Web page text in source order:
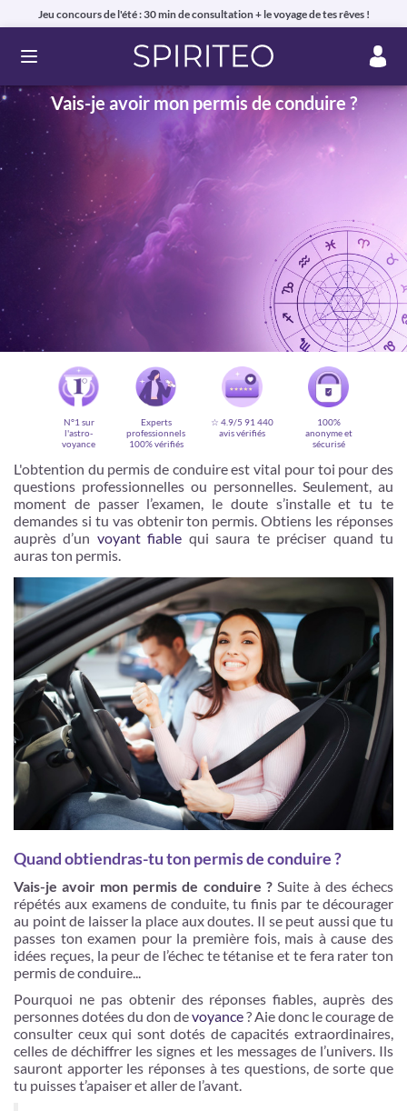
Jeu concours de l'été : 30 min de consultation + le voyage de tes rêves !
Ouvrir le menu
Vais-je avoir mon permis de conduire ?
Voyance privée en ligne par téléphone, chat ou mail
99% de clients satisfaits, avis authentiques !
Je m'inscris
N°1 sur
l'astro-
voyance
Experts
professionnels
100% vérifiés
☆ 4.9/5 91 440
avis vérifiés
100%
anonyme et
sécurisé
L'obtention du permis de conduire est vital pour toi pour des
questions professionnelles ou personnelles. Seulement, au
moment de passer l’examen, le doute s’installe et tu te
demandes si tu vas obtenir ton permis. Obtiens les réponses
auprès d’un voyant fiable qui saura te préciser quand tu
auras ton permis.
Quand obtiendras-tu ton permis de conduire ?
Vais-je avoir mon permis de conduire ?Suite à des échecs
répétés aux examens de conduite, tu finis par te décourager
au point de laisser la place aux doutes. Il se peut aussi que tu
passes ton examen pour la première fois, mais à cause des
idées reçues, la peur de l’échec te tétanise et te fera rater ton
permis de conduire...
Pourquoi ne pas obtenir des réponses fiables, auprès des
personnes dotées du don devoyance? Aie donc le courage de
consulter ceux qui sont dotés de capacités extraordinaires,
celles de déchiffrer les signes et les messages de l’univers. Ils
sauront apporter les réponses à tes questions, de sorte que
tu puisses t’apaiser et aller de l’avant.